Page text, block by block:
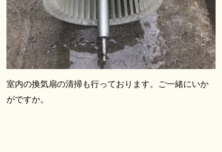
室内の換気扇の清掃も行っております。ご一緒にいか
がですか。